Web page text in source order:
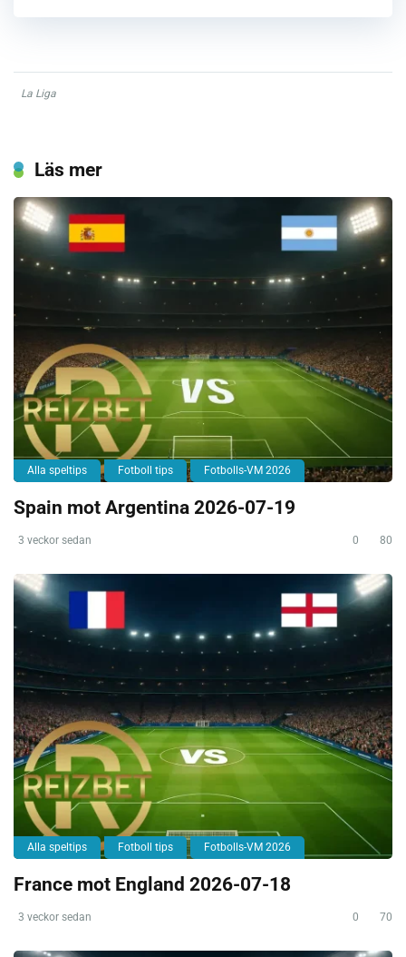
La Liga
Läs mer
Alla speltips Fotboll tips Fotbolls-VM 2026
Spain mot Argentina 2026-07-19
3 veckor sedan 0 80
Alla speltips Fotboll tips Fotbolls-VM 2026
France mot England 2026-07-18
3 veckor sedan 0 70